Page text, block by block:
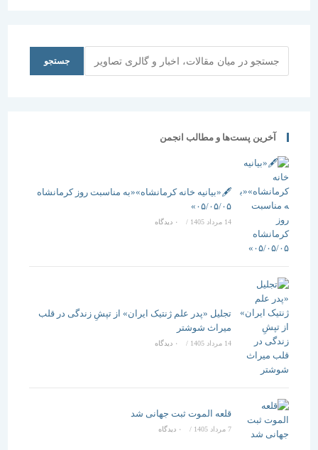
جستجو
آخرین پست‌ها و مطالب انجمن
🖋️«بیانیه خانه کرمانشاه»«به مناسبت روز کرمانشاه
۰۵/۰۵/۰۵»
/ ۰ دیدگاه
تجلیل «پدر علم ژنتیک ایران» از تپشِ زندگی در قلب
میراث شوشتر
14 مرداد 1405 / ۰ دیدگاه
قلعه الموت ثبت جهانی شد
/ ۰ دیدگاه